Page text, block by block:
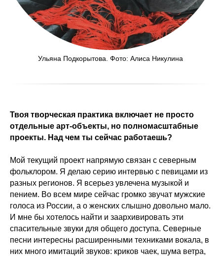
Ульяна Подкорытова. Фото: Алиса Никулина
Твоя творческая практика включает не просто
отдельные арт-объекты, но полномасштабные
проекты. Над чем ты сейчас работаешь?
Мой текущий проект напрямую связан с северным
фольклором. Я делаю серию интервью с певицами из
разных регионов. Я всерьез увлечена музыкой и
пением. Во всем мире сейчас громко звучат мужские
голоса из России, а о женских слышно довольно мало.
И мне бы хотелось найти и заархивировать эти
спасительные звуки для общего доступа. Северные
песни интересны расширенными техниками вокала, в
них много имитаций звуков: криков чаек, шума ветра,